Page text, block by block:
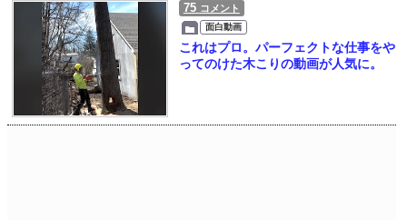
75 コメント
面白動画
これはプロ。パーフェクトな仕事をや
ってのけた木こりの動画が人気に。